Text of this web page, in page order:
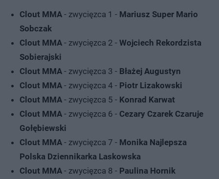
Clout MMA - zwycięzca 1 - Mariusz Super Mario
Sobczak
Clout MMA - zwycięzca 2 - Wojciech Rekordzista
Sobierajski
Clout MMA - zwycięzca 3 - Błażej Augustyn
Clout MMA - zwycięzca 4 - Piotr Lizakowski
Clout MMA - zwycięzca 5 - Konrad Karwat
Clout MMA - zwycięzca 6 - Cezary Czarek Czaruje
Gołębiewski
Clout MMA - zwycięzca 7 - Monika Najlepsza
Polska Dziennikarka Laskowska
Clout MMA - zwycięzca 8 - Paulina Hornik